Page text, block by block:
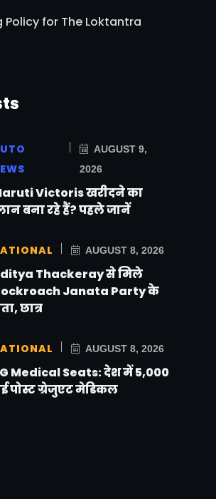
for The Loktantra
AUGUST 9,
2026
Victoris खरीदने का
बना रहे हैं? पहले जानें
AUGUST 8, 2026
Thackeray से मिले
Janata Party के
छात्र
AUGUST 8, 2026
Medical Seats: देश में 5,000
पोस्ट ग्रेजुएट मेडिकल